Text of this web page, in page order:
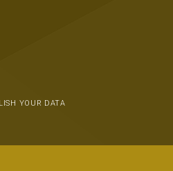
YOUR DATA